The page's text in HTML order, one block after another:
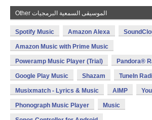
Other الموسيقى السمعية البرمجيات
Spotify Music Amazon Alexa
Amazon Music with Prime Music
Poweramp Music Player (Trial) Pandora®
Google Play Music Shazam TuneIn
Musixmatch - Lyrics & Music AIMP
Phonograph Music Player Music